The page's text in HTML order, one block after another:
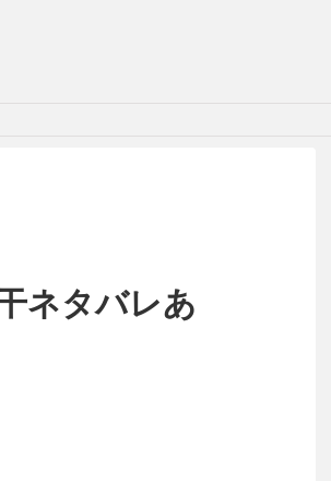
ネタバレあ